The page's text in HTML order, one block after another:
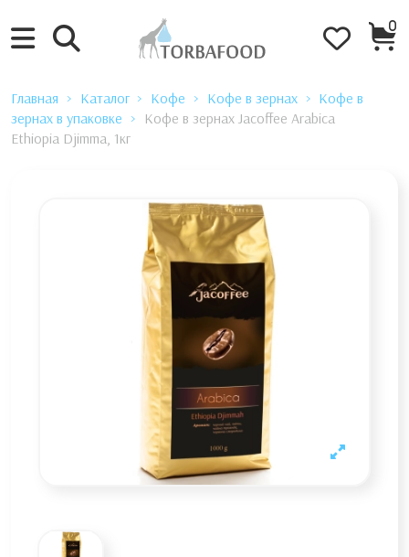
0
Главная Каталог Кофе Кофе в зернах
Кофе в
зернах в упаковке
Кофе в зернах Jacoffee Arabica
Ethiopia Djimma, 1кг